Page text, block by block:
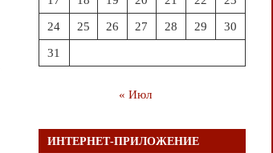
24 25 26 27 28 29 30
31
« Июл
ИНТЕРНЕТ-ПРИЛОЖЕНИЕ